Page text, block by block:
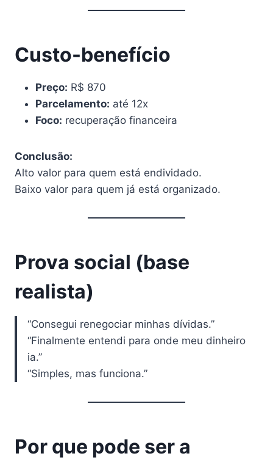
Custo-benefício
Preço: R$ 870
Parcelamento: até 12x
Foco: recuperação financeira
Conclusão:
Alto valor para quem está endividado.
Baixo valor para quem já está organizado.
Prova social (base
realista)
“Consegui renegociar minhas dívidas.”
“Finalmente entendi para onde meu dinheiro
ia.”
“Simples, mas funciona.”
Por que pode ser a